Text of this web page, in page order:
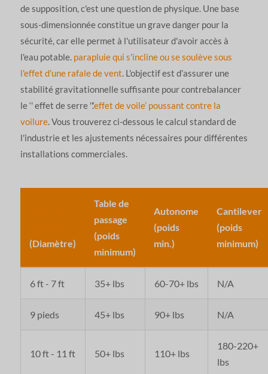
de supposition, c'est une question de physique. Une base
sous-dimensionnée constitue un grave danger pour la
sécurité, car elle permet à l'utilisateur d'avoir accès à
l'eau potable. parapluie qui s'incline ou se soulève sous
l'effet d'une rafale de vent. L'objectif est d'assurer une
stabilité gravitationnelle suffisante pour contrebalancer
le ‘' effet de serre ''.‘effet de voile’ poussant contre la
voilure. Vous trouverez ci-dessous le calcul standard de
l'industrie et les ajustements nécessaires pour différentes
installations commerciales.
(Diamètre)
Table de
passage
(poids
minimum)
Autonome
(poids
min.)
Cantilever
(poids
minimum)
6 ft - 7 ft 35+ lbs 60-70+ lbs N/A
9 pieds 45+ lbs 90+ lbs N/A
10 ft - 11 ft 50+ lbs 110+ lbs
180-220+
lbs